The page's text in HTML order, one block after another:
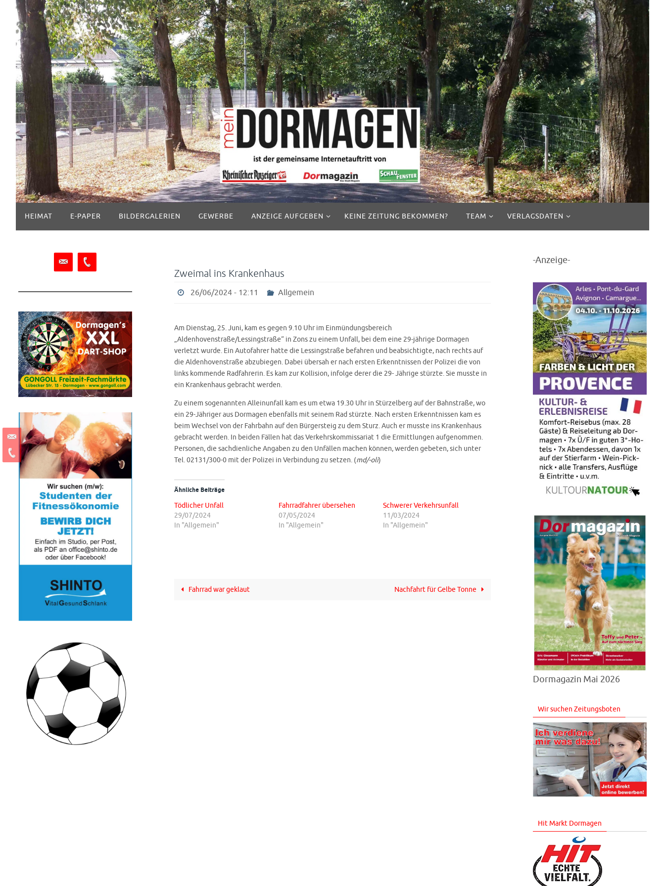
springen
Inhalt
springen
HEIMAT E-PAPER BILDERGALERIEN GEWERBE ANZEIGE AUFGEBEN KEINE ZEITUNG BEKOMMEN? TEAM VERLAGSDATEN
Zweimal ins Krankenhaus
26/06/2024 - 12:11 Allgemein
Am Dienstag, 25. Juni, kam es gegen 9.10 Uhr im Einmündungsbereich
„Aldenhovenstraße/Lessingstraße“ in Zons zu einem Unfall, bei dem eine 29-jährige Dormagen
verletzt wurde. Ein Autofahrer hatte die Lessingstraße befahren und beabsichtigte, nach rechts auf
die Aldenhovenstraße abzubiegen. Dabei übersah er nach ersten Erkenntnissen der Polizei die von
links kommende Radfahrerin. Es kam zur Kollision, infolge derer die 29- Jährige stürzte. Sie musste in
ein Krankenhaus gebracht werden.
Zu einem sogenannten Alleinunfall kam es um etwa 19.30 Uhr in Stürzelberg auf der Bahnstraße, wo
ein 29-Jähriger aus Dormagen ebenfalls mit seinem Rad stürzte. Nach ersten Erkenntnissen kam es
beim Wechsel von der Fahrbahn auf den Bürgersteig zu dem Sturz. Auch er musste ins Krankenhaus
gebracht werden. In beiden Fällen hat das Verkehrskommissariat 1 die Ermittlungen aufgenommen.
Personen, die sachdienliche Angaben zu den Unfällen machen können, werden gebeten, sich unter
Tel. 02131/300-0 mit der Polizei in Verbindung zu setzen. (md/-oli)
Ähnliche Beiträge
Tödlicher Unfall
29/07/2024
In "Allgemein"
Fahrradfahrer übersehen
07/05/2024
In "Allgemein"
Schwerer Verkehrsunfall
11/03/2024
In "Allgemein"
Fahrrad war geklaut Nachfahrt für Gelbe Tonne
-Anzeige-
Dormagazin Mai 2026
Wir suchen Zeitungsboten
Hit Markt Dormagen